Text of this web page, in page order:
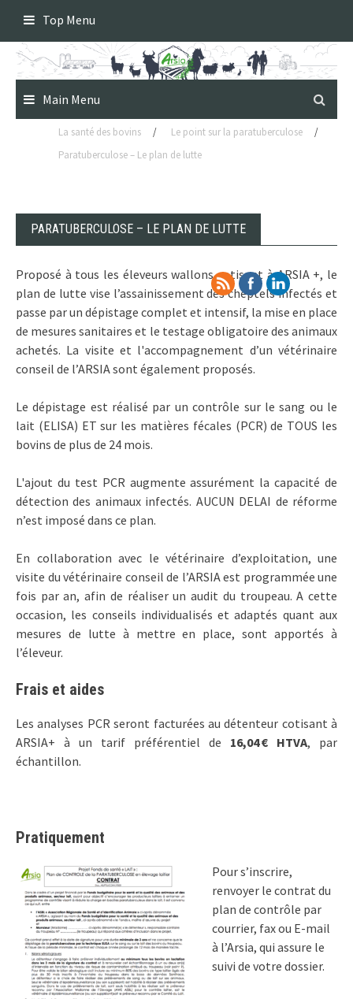
content
Top Menu
Main Menu
La santé des bovins / Le point sur la paratuberculose
/
Paratuberculose – Le plan de lutte
PARATUBERCULOSE – LE PLAN DE LUTTE
Proposé à tous les éleveurs wallons cotisant à ARSIA +, le
plan de lutte vise l’assainissement des cheptels infectés et
passe par un dépistage complet et intensif, la mise en place
de mesures sanitaires et le testage obligatoire des animaux
achetés. La visite et l'accompagnement d’un vétérinaire
conseil de l’ARSIA sont également proposés.
Le dépistage est réalisé par un contrôle sur le sang ou le
lait (ELISA) ET sur les matières fécales (PCR) de TOUS les
bovins de plus de 24 mois.
L'ajout du test PCR augmente assurément la capacité de
détection des animaux infectés. AUCUN DELAI de réforme
n’est imposé dans ce plan.
En collaboration avec le vétérinaire d’exploitation, une
visite du vétérinaire conseil de l’ARSIA est programmée une
fois par an, afin de réaliser un audit du troupeau. A cette
occasion, les conseils individualisés et adaptés quant aux
mesures de lutte à mettre en place, sont apportés à
l’éleveur.
Frais et aides
Les analyses PCR seront facturées au détenteur cotisant à
ARSIA+ à un tarif préférentiel de 16,04 € HTVA, par
échantillon.
Pratiquement
Pour s’inscrire,
renvoyer le contrat du
plan de contrôle par
courrier, fax ou E-mail
à l’Arsia, qui assure le
suivi de votre dossier.